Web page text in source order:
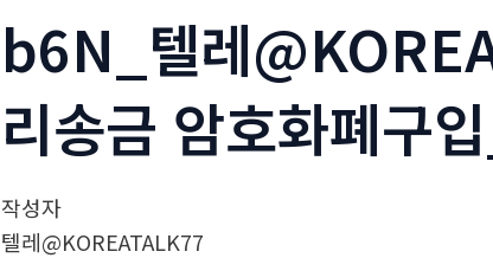
b6N_텔레
리송금 암호화폐구
작성자
텔레@KOREATALK77